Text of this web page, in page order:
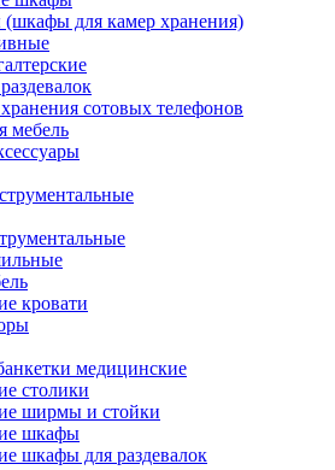
для камер хранения)
сотовых телефонов
мебель
кровати
медицинские
столики
ширмы и стойки
шкафы
шкафы для раздевалок